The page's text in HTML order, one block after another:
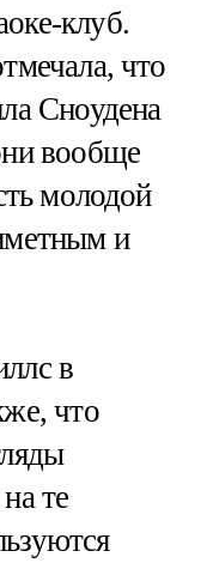
клуб.
что
Сноудена
вообще
молодой
и
в
что
те